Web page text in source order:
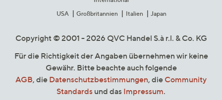
USA
Großbritannien Italien Japan
Copyright © 2001 - 2026 QVC Handel S.à r.l. & Co. KG
Für die Richtigkeit der Angaben übernehmen wir keine
Gewähr. Bitte beachte auch folgende
AGB, die Datenschutzbestimmungen, die Community
Standards und das Impressum.